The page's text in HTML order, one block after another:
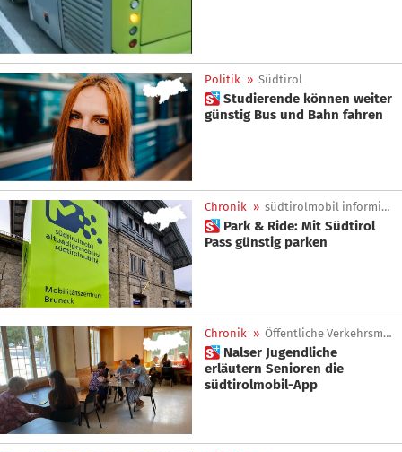
Politik » Südtirol
 Studierende können weiter
günstig Bus und Bahn fahren
Chronik » südtirolmobil informiert
 Park & Ride: Mit Südtirol
Pass günstig parken
Chronik » Öffentliche Verkehrsmittel
 Nalser Jugendliche
erläutern Senioren die
südtirolmobil-App